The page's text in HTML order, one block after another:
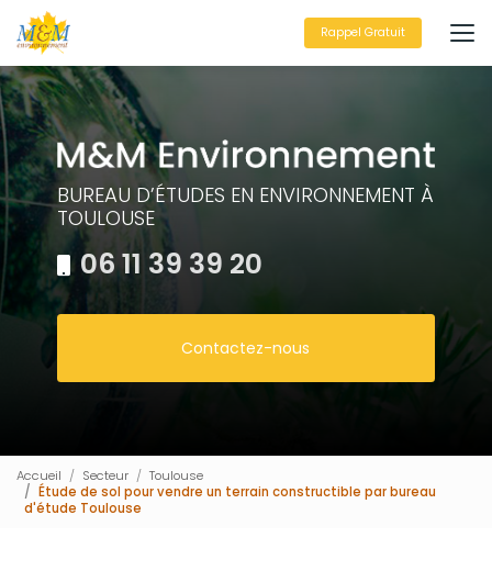
au
contenu
principal
Rappel Gratuit
BUREAU D’ÉTUDES EN ENVIRONNEMENT À
TOULOUSE
06 11 39 39 20
Contactez-nous
Accueil Secteur
Toulouse
Étude de sol pour vendre un terrain constructible par bureau
d'étude Toulouse